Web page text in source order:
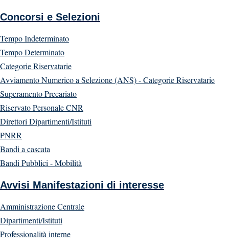
Concorsi e Selezioni
Tempo Indeterminato
Tempo Determinato
Categorie Riservatarie
Avviamento Numerico a Selezione (ANS) - Categorie Riservatarie
Superamento Precariato
Riservato Personale CNR
Direttori Dipartimenti/Istituti
PNRR
Bandi a cascata
Bandi Pubblici - Mobilità
Avvisi Manifestazioni di interesse
Amministrazione Centrale
Dipartimenti/Istituti
Professionalità interne